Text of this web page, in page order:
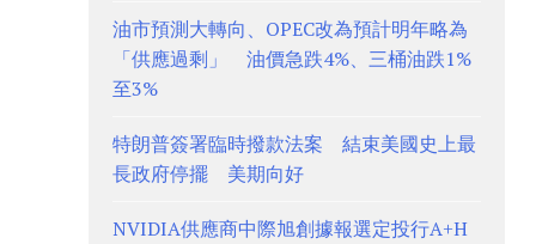
油市預測大轉向、OPEC改為預計明年略為
「供應過剩」 油價急跌4%、三桶油跌1%
至3%
特朗普簽署臨時撥款法案 結束美國史上最
長政府停擺 美期向好
NVIDIA供應商中際旭創據報選定投行A+H